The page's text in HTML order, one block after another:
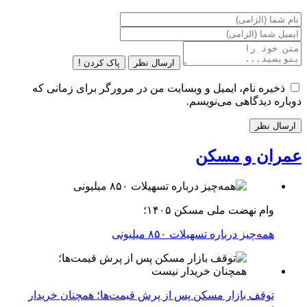
ارسال نظر پاک کردن !
ذخیره نام، ایمیل و وبسایت من در مرورگر برای زمانی که
دوباره دیدگاهی می‌نویسم.
عمران و مسکن
وام نهضت ملی مسکن ۱۴۰۵؛
همه‌چیز درباره تسهیلات ۸۵۰ میلیونی
توقف بازار مسکن پس از پرش قیمت‌ها؛ همچنان خریدار